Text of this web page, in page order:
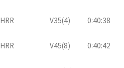
HRR V35(4) 0:40:38
HRR V45(8) 0:40:42